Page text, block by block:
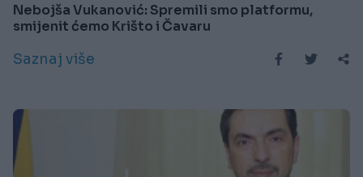
Nebojša Vukanović: Spremili smo platformu,
smijenit ćemo Krišto i Čavaru
Saznaj više